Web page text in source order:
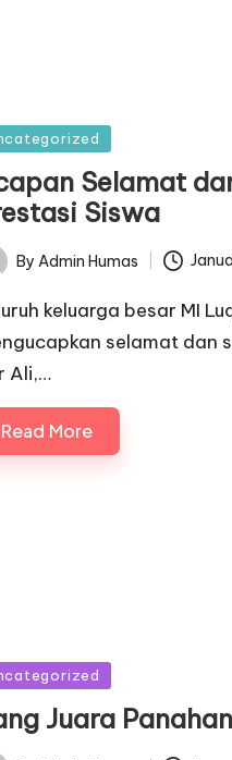
Selamat
Siswa
By Admin Humas
keluarga besar MI
selamat dan
Ali,…
Read More
Juara Panahan